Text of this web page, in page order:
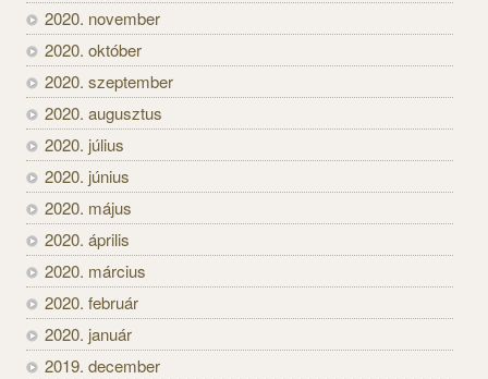
2020. november
2020. október
2020. szeptember
2020. augusztus
2020. július
2020. június
2020. május
2020. április
2020. március
2020. február
2020. január
2019. december